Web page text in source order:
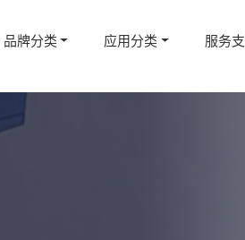
品牌分类 应用分类 服务